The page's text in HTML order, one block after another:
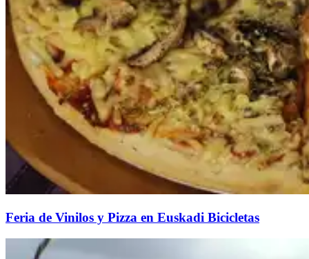
Feria de Vinilos y Pizza en Euskadi Bicicletas